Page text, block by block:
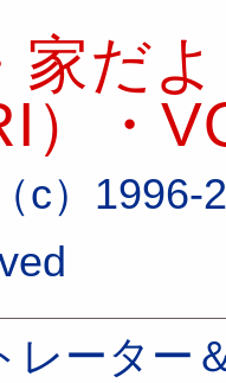
家だ
）・
c）
レーター